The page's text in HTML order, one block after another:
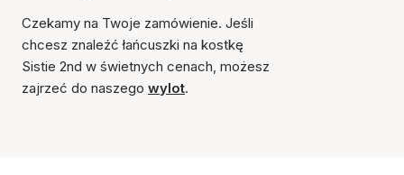
Czekamy na Twoje zamówienie. Jeśli
chcesz znaleźć łańcuszki na kostkę
Sistie 2nd w świetnych cenach, możesz
zajrzeć do naszego wylot.